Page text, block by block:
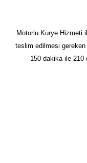
Motorlu Kurye Hizmeti
teslim edilmesi gereken
150 dakika ile 210